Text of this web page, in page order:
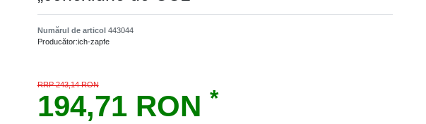
Numărul de articol 443044
Producător:ich-zapfe
RRP 243,14 RON
194,71 RON *